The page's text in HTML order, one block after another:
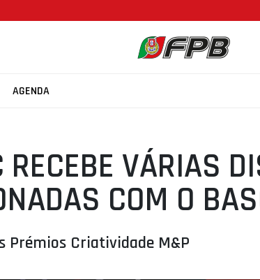
AGENDA
RECEBE VÁRIAS
COM O
Prémios Criatividade M&P